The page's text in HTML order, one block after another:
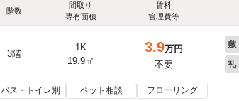
階数
間取り
専有面積
賃料
管理費等
3階
1K
19.9㎡
3.9万円
不要
敷
礼
バス・トイレ別 ペット相談 フローリング